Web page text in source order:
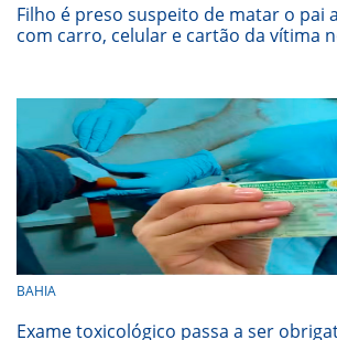
Filho é preso suspeito de matar o pai
com carro, celular e cartão da vítima
BAHIA
Exame toxicológico passa a ser